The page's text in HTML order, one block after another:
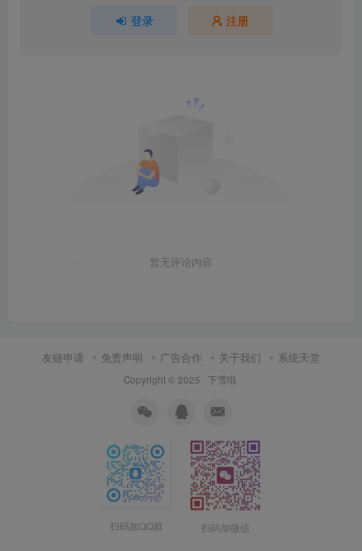
登录 注册
暂无评论内容
友链申请 免责声明 广告合作 关于我们 系统天堂
Copyright © 2025 · 下雪啦
扫码加QQ群 扫码加微信